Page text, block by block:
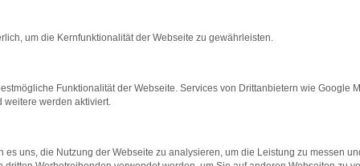
für exzellente VW T-Roc Fahrzeuge für Roth und
Standards in Sachen Qualität und Leistung erfüllen. Wir
VW T-Roc Flotte und warum Autohaus Stiglmayr
Network Error
ist ein Fehler aufgetreten.
um die Kernfunktionalität der Webseite zu gewährleisten.
Funktionalität der Webseite. Services von Drittanbietern wie Google
weitere werden aktiviert.
es uns, die Nutzung der Webseite zu analysieren, um die Leistung zu messen